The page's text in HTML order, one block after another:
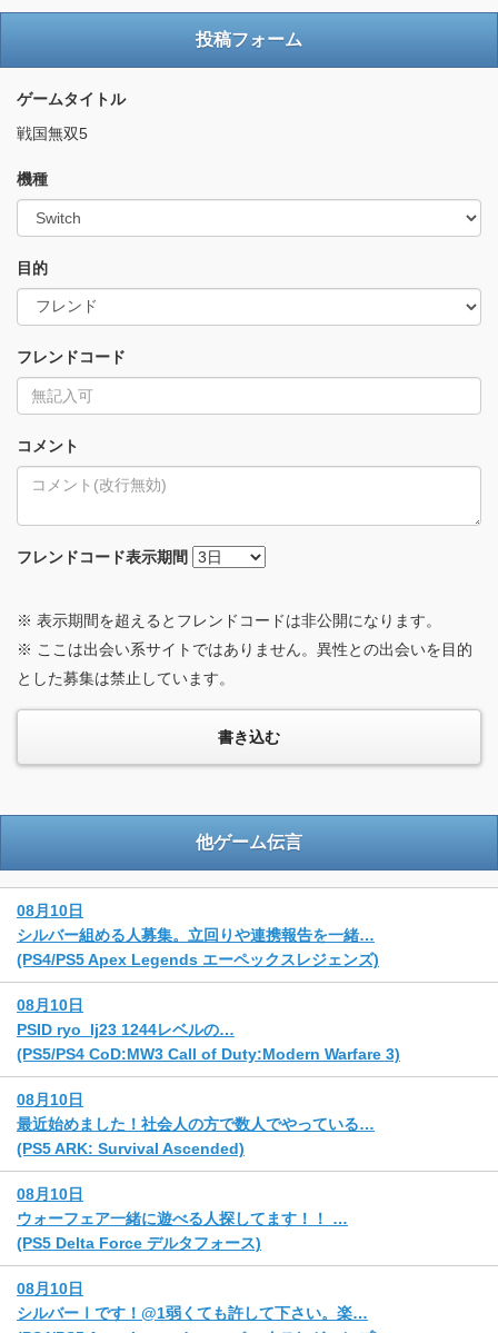
投稿フォーム
ゲームタイトル
戦国無双5
機種
目的
フレンドコード
コメント
フレンドコード表示期間
※ 表示期間を超えるとフレンドコードは非公開になります。
※ ここは出会い系サイトではありません。異性との出会いを目的
とした募集は禁止しています。
他ゲーム伝言
08月10日
シルバー組める人募集。立回りや連携報告を一緒…
(PS4/PS5 Apex Legends エーペックスレジェンズ)
08月10日
PSID ryo_lj23 1244レベルの…
(PS5/PS4 CoD:MW3 Call of Duty:Modern Warfare 3)
08月10日
最近始めました！社会人の方で数人でやっている…
(PS5 ARK: Survival Ascended)
08月10日
ウォーフェア一緒に遊べる人探してます！！ …
(PS5 Delta Force デルタフォース)
08月10日
シルバーⅠです！@1弱くても許して下さい。楽…